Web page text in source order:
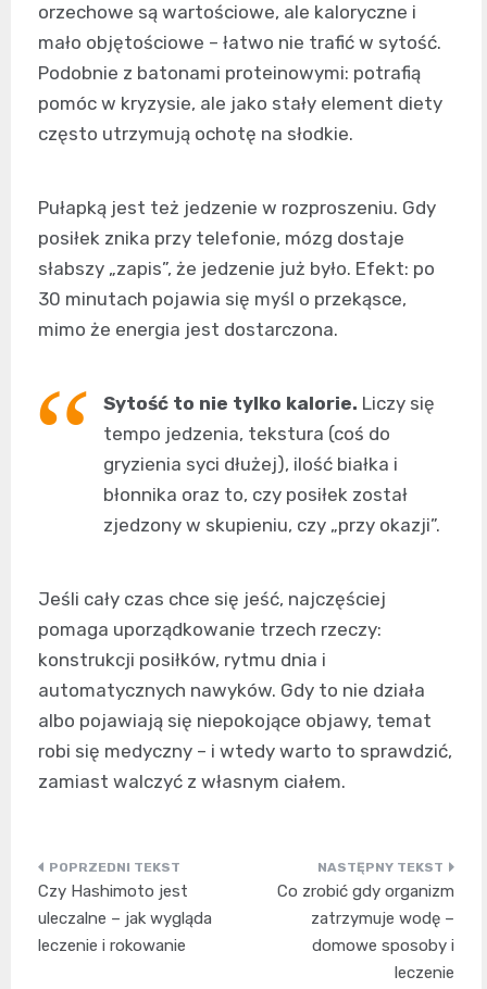
orzechowe są wartościowe, ale kaloryczne i
mało objętościowe – łatwo nie trafić w sytość.
Podobnie z batonami proteinowymi: potrafią
pomóc w kryzysie, ale jako stały element diety
często utrzymują ochotę na słodkie.
Pułapką jest też jedzenie w rozproszeniu. Gdy
posiłek znika przy telefonie, mózg dostaje
słabszy „zapis”, że jedzenie już było. Efekt: po
30 minutach pojawia się myśl o przekąsce,
mimo że energia jest dostarczona.
Sytość to nie tylko kalorie. Liczy się
tempo jedzenia, tekstura (coś do
gryzienia syci dłużej), ilość białka i
błonnika oraz to, czy posiłek został
zjedzony w skupieniu, czy „przy okazji”.
Jeśli cały czas chce się jeść, najczęściej
pomaga uporządkowanie trzech rzeczy:
konstrukcji posiłków, rytmu dnia i
automatycznych nawyków. Gdy to nie działa
albo pojawiają się niepokojące objawy, temat
robi się medyczny – i wtedy warto to sprawdzić,
zamiast walczyć z własnym ciałem.
Nawigacja
wpisu
Czy Hashimoto jest
uleczalne – jak wygląda
leczenie i rokowanie
Co zrobić gdy organizm
zatrzymuje wodę –
domowe sposoby i
leczenie